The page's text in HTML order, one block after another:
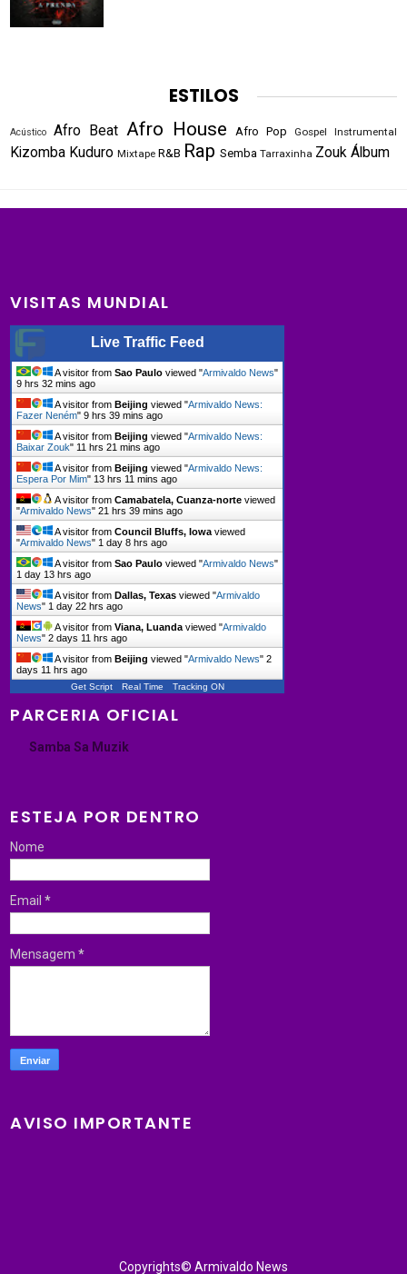
ESTILOS
Acústico Afro Beat Afro House Afro Pop Gospel Instrumental
Kizomba Kuduro Mixtape R&B Rap Semba Tarraxinha Zouk Álbum
VISITAS MUNDIAL
Live Traffic Feed
A visitor fromSao Paulo viewed "Armivaldo News"
9 hrs 32 mins ago
A visitor fromBeijing viewed "Armivaldo News:
Fazer Neném"9 hrs 39 mins ago
A visitor fromBeijing viewed "Armivaldo News:
Baixar Zouk" 11 hrs 21 mins ago
A visitor fromBeijing viewed "Armivaldo News:
Espera Por Mim" 13 hrs 11 mins ago
A visitor fromCamabatela, Cuanza-norte viewed
"Armivaldo News"21 hrs 39 mins ago
A visitor fromCouncil Bluffs, Iowa viewed
"Armivaldo News" 1 day 8 hrs ago
A visitor fromSao Paulo viewed "Armivaldo News"
1 day 13 hrs ago
A visitor fromDallas, Texas viewed "Armivaldo
News" 1 day 22 hrs ago
A visitor fromViana, Luanda viewed "Armivaldo
News"2 days 11 hrs ago
A visitor fromBeijing viewed "Armivaldo News"2
days 11 hrs ago
Get Script Real Time Tracking ON
PARCERIA OFICIAL
Samba Sa Muzik
ESTEJA POR DENTRO
Nome
Email*
Mensagem*
AVISO IMPORTANTE
Copyrights© Armivaldo News